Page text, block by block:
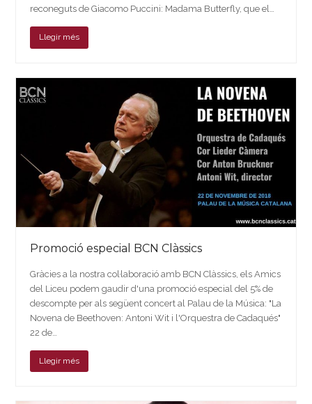
reconeguts de Giacomo Puccini: Madama Butterfly, que el…
Llegir més
Promoció especial BCN Clàssics
Gràcies a la nostra col·laboració amb BCN Clàssics, els Amics
del Liceu podem gaudir d'una promoció especial del 5% de
descompte per als següent concert al Palau de la Música: "La
Novena de Beethoven: Antoni Wit i l'Orquestra de Cadaqués"
22 de…
Llegir més